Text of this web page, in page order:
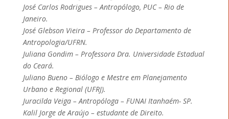
José Carlos Rodrigues – Antropólogo, PUC – Rio de
Janeiro.
José Glebson Vieira – Professor do Departamento de
Antropologia/UFRN.
Juliana Gondim – Professora Dra. Universidade Estadual
do Ceará.
Juliano Bueno – Biólogo e Mestre em Planejamento
Urbano e Regional (UFRJ).
Juracilda Veiga – Antropóloga – FUNAI Itanhaém- SP.
Kalil Jorge de Araújo – estudante de Direito.